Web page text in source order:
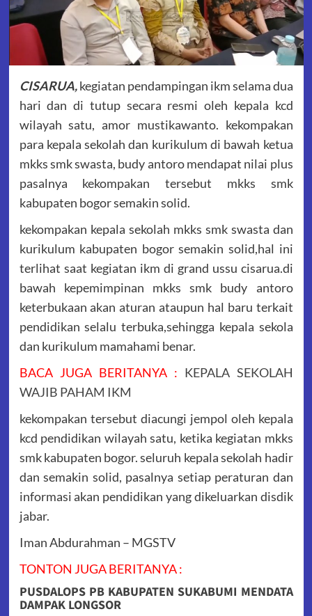
CISARUA,kegiatan pendampingan ikm selama dua
hari dan di tutup secara resmi oleh kepala kcd
wilayah satu, amor mustikawanto. kekompakan
para kepala sekolah dan kurikulum di bawah ketua
mkks smk swasta, budy antoro mendapat nilai plus
pasalnya kekompakan tersebut mkks smk
kabupaten bogor semakin solid.
kekompakan kepala sekolah mkks smk swasta dan
kurikulum kabupaten bogor semakin solid,hal ini
terlihat saat kegiatan ikm di grand ussu cisarua.di
bawah kepemimpinan mkks smk budy antoro
keterbukaan akan aturan ataupun hal baru terkait
pendidikan selalu terbuka,sehingga kepala sekola
dan kurikulum mamahami benar.
BACA JUGA BERITANYA : KEPALA SEKOLAH
WAJIB PAHAM IKM
kekompakan tersebut diacungi jempol oleh kepala
kcd pendidikan wilayah satu, ketika kegiatan mkks
smk kabupaten bogor. seluruh kepala sekolah hadir
dan semakin solid, pasalnya setiap peraturan dan
informasi akan pendidikan yang dikeluarkan disdik
jabar.
Iman Abdurahman – MGSTV
TONTON JUGA BERITANYA :
PUSDALOPS PB KABUPATEN SUKABUMI MENDATA
DAMPAK LONGSOR